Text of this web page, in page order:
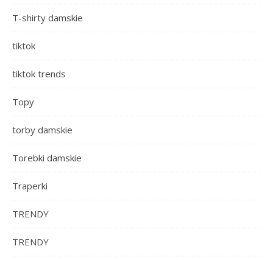
T-shirty damskie
tiktok
tiktok trends
Topy
torby damskie
Torebki damskie
Traperki
TRENDY
TRENDY